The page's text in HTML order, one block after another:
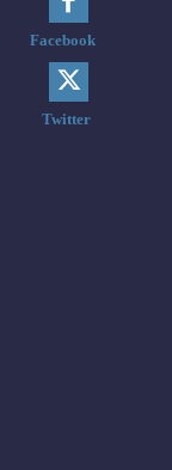
Facebook
Twitter